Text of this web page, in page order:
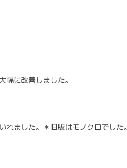
に改善しました。
ました。＊旧版はモノクロでした。